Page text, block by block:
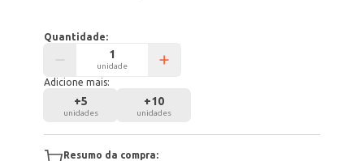
Quantidade:
unidade
Adicione mais:
+5
unidades
+10
unidades
Resumo da compra: